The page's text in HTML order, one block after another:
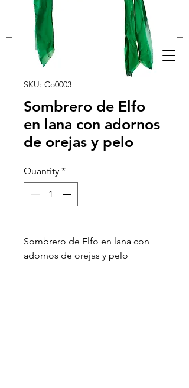
Log In
SKU: Co0003
Sombrero de Elfo
en lana con adornos
de orejas y pelo
Quantity *
Sombrero de Elfo en lana con
adornos de orejas y pelo